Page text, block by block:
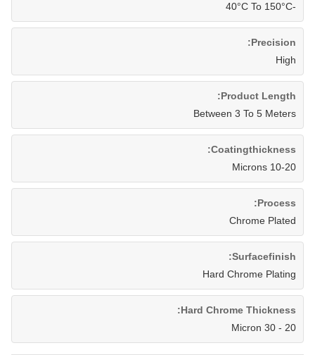
-40°C To 150°C
Precision:
High
Product Length:
Between 3 To 5 Meters
Coatingthickness:
10-20 Microns
Process:
Chrome Plated
Surfacefinish:
Hard Chrome Plating
Hard Chrome Thickness:
20 - 30 Micron